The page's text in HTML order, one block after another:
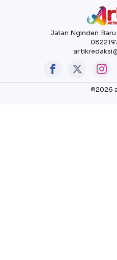
Jalan Nginden
©2026